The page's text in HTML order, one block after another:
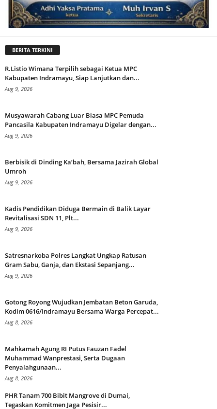
BERITA TERKINI
R.Listio Wimana Terpilih sebagai Ketua MPC
Kabupaten Indramayu, Siap Lanjutkan dan...
Aug 9, 2026
Musyawarah Cabang Luar Biasa MPC Pemuda
Pancasila Kabupaten Indramayu Digelar dengan...
Aug 9, 2026
Berbisik di Dinding Ka’bah, Bersama Jazirah Global
Umroh
Aug 9, 2026
Kadis Pendidikan Diduga Bermain di Balik Layar
Revitalisasi SDN 11, Plt...
Aug 9, 2026
Satresnarkoba Polres Langkat Ungkap Ratusan
Gram Sabu, Ganja, dan Ekstasi Sepanjang...
Aug 9, 2026
Gotong Royong Wujudkan Jembatan Beton Garuda,
Kodim 0616/Indramayu Bersama Warga Percepat...
Aug 8, 2026
Mahkamah Agung RI Putus Fauzan Fadel
Muhammad Wanprestasi, Serta Dugaan
Penyalahgunaan...
Aug 8, 2026
PHR Tanam 700 Bibit Mangrove di Dumai,
Tegaskan Komitmen Jaga Pesisir...